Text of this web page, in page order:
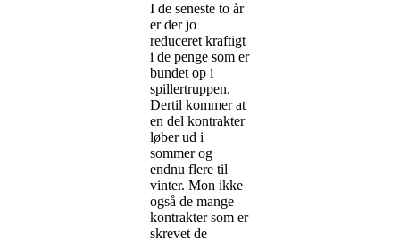
I de seneste to år
er der jo
reduceret kraftigt
i de penge som er
bundet op i
spillertruppen.
Dertil kommer at
en del kontrakter
løber ud i
sommer og
endnu flere til
vinter. Mon ikke
også de mange
kontrakter som er
skrevet de